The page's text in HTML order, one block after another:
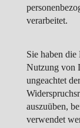
verarbeitet.
Sie haben
Nutzung von
ungeachtet
auszuüben,
verwendet